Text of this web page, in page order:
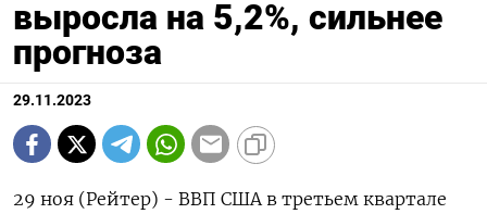
выросла на 5,2%, сильнее
прогноза
29.11.2023
29 ноя (Рейтер) - ВВП США в третьем квартале